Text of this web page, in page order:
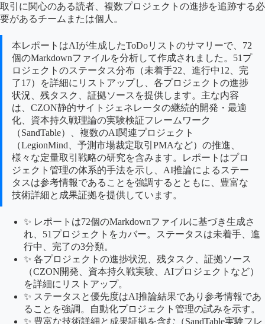
取引に関心のある読者、複数プロジェクトの進捗を追跡する必
要があるチームまたは個人。
本レポートはAIが生成したToDoリストのサマリーで、72
個のMarkdownファイルを分析して作成されました。51プ
ロジェクトのステータス分布（未着手22、進行中12、完
了17）を詳細にリストアップし、各プロジェクトの進捗
状況、残タスク、証拠ソースを提供します。主な内容
は、CZON静的サイトジェネレータの継続的開発・最適
化、資本持久戦理論の実験検証フレームワーク
（SandTable）、複数のAI関連プロジェクト
（LegionMind、予測市場裁定取引PMAなど）の推進、
様々な定量取引戦略の研究を含みます。レポートはプロ
ジェクト管理の体系的手法を示し、AI推論によるステー
タスは参考情報であることを強調するとともに、豊富な
技術詳細と成果証拠を提供しています。
✨ レポートは72個のMarkdownファイルに基づき生成さ
れ、51プロジェクトをカバー。ステータスは未着手、進
行中、完了の3分類。
✨ 各プロジェクトの進捗状況、残タスク、証拠ソース
（CZON開発、資本持久戦実験、AIプロジェクトなど）
を詳細にリストアップ。
✨ ステータスと優先度はAI推論結果であり参考情報であ
ることを強調。自動化プロジェクト管理の試みを示す。
✨ 豊富な技術詳細と成果証拠を含む（SandTable実験フレ